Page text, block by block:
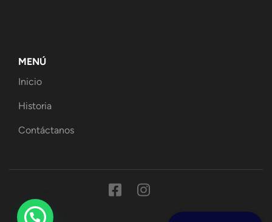
MENÚ
Inicio
Historia
Contáctanos